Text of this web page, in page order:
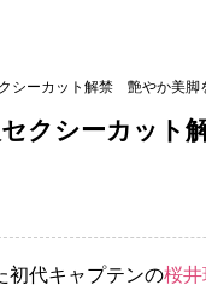
シーカット解禁 艶やか美脚
クシーカッ
初代キャプテンの桜井